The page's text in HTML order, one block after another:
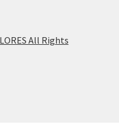
All Rights